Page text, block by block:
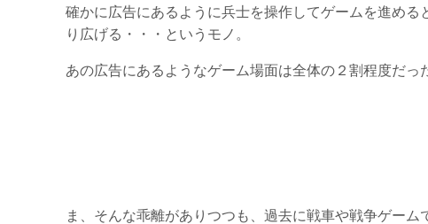
確かに広告にあるように兵士を操作してゲームを進め
り広げる・・・というモノ。
あの広告にあるようなゲーム場面は全体の２割程度だっ
ま、そんな乖離がありつつも、過去に戦車や戦争ゲー